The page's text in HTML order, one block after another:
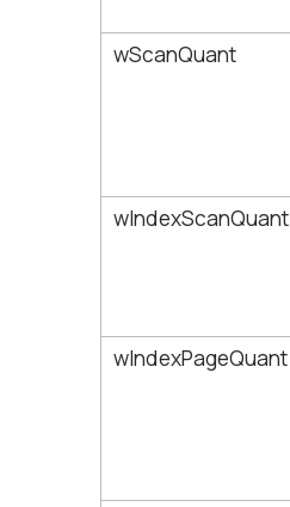
wScanQuant
wIndexScanQuant
wIndexPageQuant